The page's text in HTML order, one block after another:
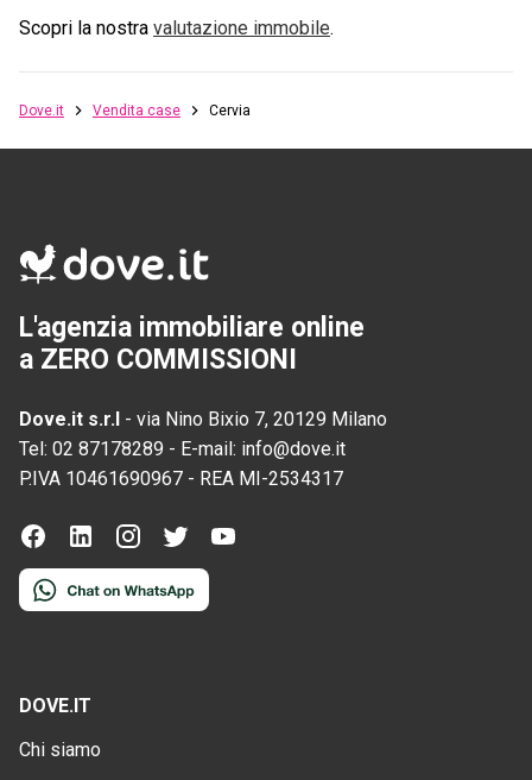
Scopri la nostra valutazione immobile.
Dove.it Vendita case Cervia
L'agenzia immobiliare online
a ZERO COMMISSIONI
Dove.it s.r.l - via Nino Bixio 7, 20129 Milano
Tel: 02 87178289 - E-mail: info@dove.it
P.IVA 10461690967 - REA MI-2534317
DOVE.IT
Chi siamo